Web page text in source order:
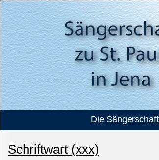
Die Sängerschaft
Schriftwart (xxx)